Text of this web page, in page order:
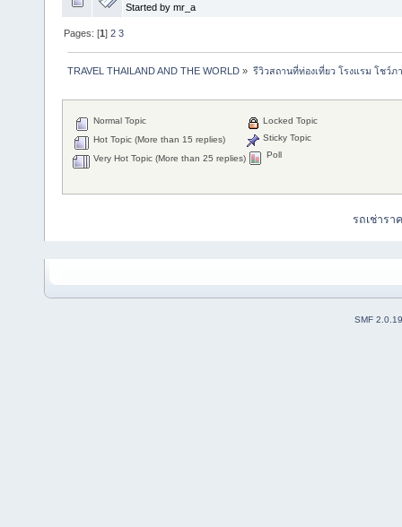
Started by mr_a
Pages: [1]2 3
TRAVEL THAILAND AND THE WORLD » รีวิวสถานที่ท่องเที่ยว โรงแรม โชว์ภ
Normal Topic
Hot Topic (More than 15 replies)
Very Hot Topic (More than 25 replies)
Locked Topic
Sticky Topic
Poll
รถเช่าร
SMF 2.0.19